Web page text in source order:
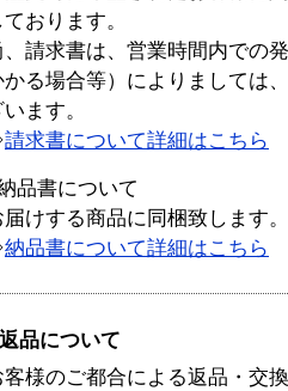
ております。
、請求書は、営業時間内での
かる場合等）によりましては
います。
請求書について詳細はこちら
品書について
届けする商品に同梱致します。
納品書について詳細はこちら
返品について
客様のご都合による返品・交